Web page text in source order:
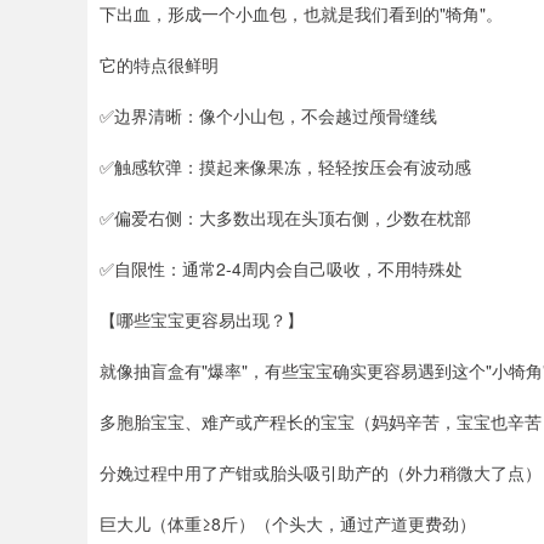
下出血，形成一个小血包，也就是我们看到的"犄角"。
它的特点很鲜明
✅边界清晰：像个小山包，不会越过颅骨缝线
✅触感软弹：摸起来像果冻，轻轻按压会有波动感
✅偏爱右侧：大多数出现在头顶右侧，少数在枕部
✅自限性：通常2-4周内会自己吸收，不用特殊处
【哪些宝宝更容易出现？】
就像抽盲盒有"爆率"，有些宝宝确实更容易遇到这个"小犄
多胞胎宝宝、难产或产程长的宝宝（妈妈辛苦，宝宝也辛
分娩过程中用了产钳或胎头吸引助产的（外力稍微大了点）
巨大儿（体重≥8斤）（个头大，通过产道更费劲）